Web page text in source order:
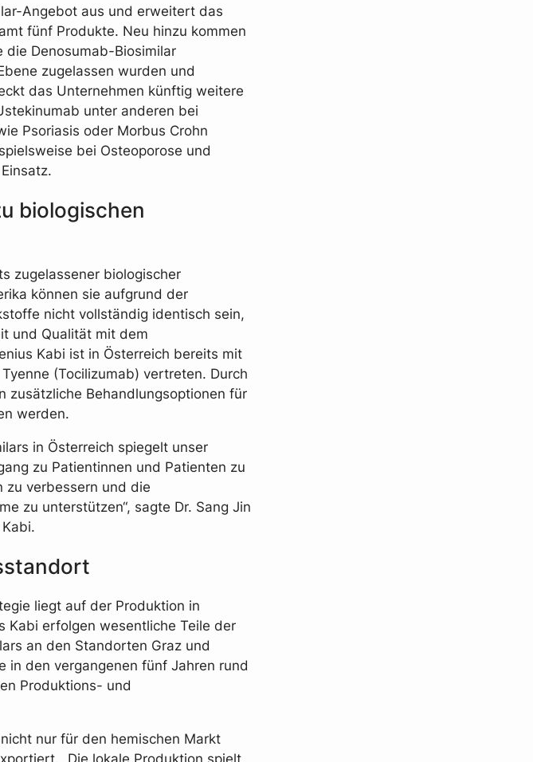
Angebot aus und erweitert das
fünf Produkte. Neu hinzu kommen
Denosumab-Biosimilar
zugelassen wurden und
das Unternehmen künftig weitere
unter anderen bei
Psoriasis oder Morbus Crohn
bei Osteoporose und
biologischen
zugelassener biologischer
können sie aufgrund der
nicht vollständig identisch sein,
und Qualität mit dem
Kabi ist in Österreich bereits mit
(Tocilizumab) vertreten. Durch
zusätzliche Behandlungsoptionen für
werden.
in Österreich spiegelt unser
zu Patientinnen und Patienten zu
zu verbessern und die
zu unterstützen“, sagte Dr. Sang Jin
liegt auf der Produktion in
Kabi erfolgen wesentliche Teile der
an den Standorten Graz und
in den vergangenen fünf Jahren rund
Produktions- und
nur für den hemischen Markt
„Die lokale Produktion spielt